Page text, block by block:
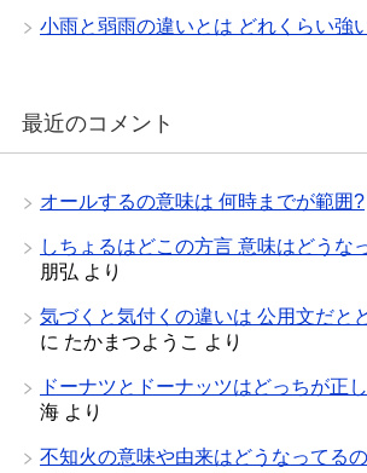
小雨と弱雨の違いとは どれくらい強
最近のコメント
オールするの意味は 何時までが範囲?
しちょるはどこの方言 意味はどうな
朋弘 より
気づくと気付くの違いは 公用文だと
に たかまつようこ より
ドーナツとドーナッツはどっちが正
海 より
不知火の意味や由来はどうなってる